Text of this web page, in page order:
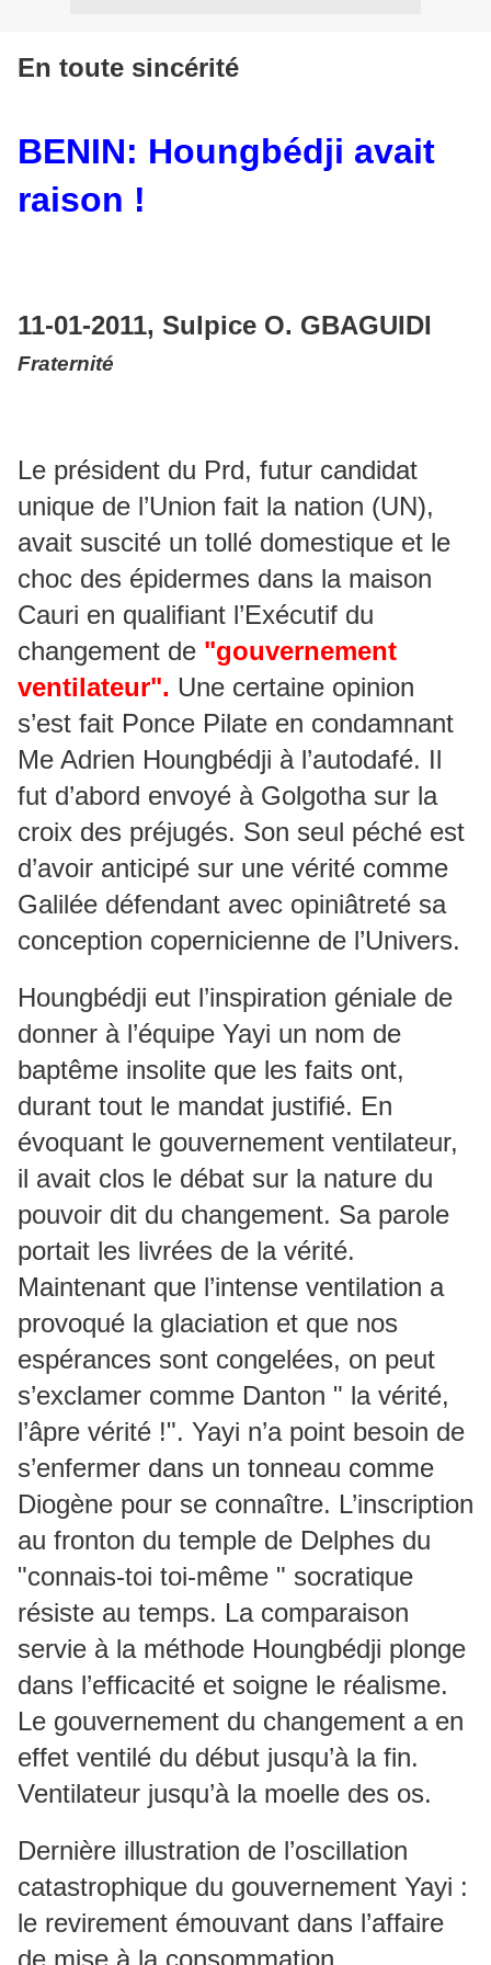
En toute sincérité
BENIN: Houngbédji avait
raison !
11-01-2011, Sulpice O. GBAGUIDI
Fraternité
Le président du Prd, futur candidat
unique de l’Union fait la nation (UN),
avait suscité un tollé domestique et le
choc des épidermes dans la maison
Cauri en qualifiant l’Exécutif du
changement de "gouvernement
ventilateur". Une certaine opinion
s’est fait Ponce Pilate en condamnant
Me Adrien Houngbédji à l’autodafé. Il
fut d’abord envoyé à Golgotha sur la
croix des préjugés. Son seul péché est
d’avoir anticipé sur une vérité comme
Galilée défendant avec opiniâtreté sa
conception copernicienne de l’Univers.
Houngbédji eut l’inspiration géniale de
donner à l’équipe Yayi un nom de
baptême insolite que les faits ont,
durant tout le mandat justifié. En
évoquant le gouvernement ventilateur,
il avait clos le débat sur la nature du
pouvoir dit du changement. Sa parole
portait les livrées de la vérité.
Maintenant que l’intense ventilation a
provoqué la glaciation et que nos
espérances sont congelées, on peut
s’exclamer comme Danton " la vérité,
l’âpre vérité !". Yayi n’a point besoin de
s’enfermer dans un tonneau comme
Diogène pour se connaître. L’inscription
au fronton du temple de Delphes du
"connais-toi toi-même " socratique
résiste au temps. La comparaison
servie à la méthode Houngbédji plonge
dans l’efficacité et soigne le réalisme.
Le gouvernement du changement a en
effet ventilé du début jusqu’à la fin.
Ventilateur jusqu’à la moelle des os.
Dernière illustration de l’oscillation
catastrophique du gouvernement Yayi :
le revirement émouvant dans l’affaire
de mise à la consommation